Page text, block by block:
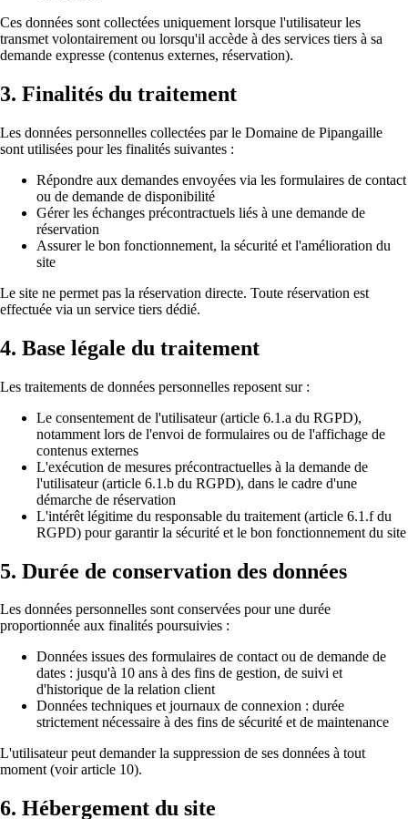
Ces données sont collectées uniquement lorsque l'utilisateur les
transmet volontairement ou lorsqu'il accède à des services tiers à sa
demande expresse (contenus externes, réservation).
3. Finalités du traitement
Les données personnelles collectées par le Domaine de Pipangaille
sont utilisées pour les finalités suivantes :
Répondre aux demandes envoyées via les formulaires de contact
ou de demande de disponibilité
Gérer les échanges précontractuels liés à une demande de
réservation
Assurer le bon fonctionnement, la sécurité et l'amélioration du
site
Le site ne permet pas la réservation directe. Toute réservation est
effectuée via un service tiers dédié.
4. Base légale du traitement
Les traitements de données personnelles reposent sur :
Le consentement de l'utilisateur (article 6.1.a du RGPD),
notamment lors de l'envoi de formulaires ou de l'affichage de
contenus externes
L'exécution de mesures précontractuelles à la demande de
l'utilisateur (article 6.1.b du RGPD), dans le cadre d'une
démarche de réservation
L'intérêt légitime du responsable du traitement (article 6.1.f du
RGPD) pour garantir la sécurité et le bon fonctionnement du site
5. Durée de conservation des données
Les données personnelles sont conservées pour une durée
proportionnée aux finalités poursuivies :
Données issues des formulaires de contact ou de demande de
dates : jusqu'à 10 ans à des fins de gestion, de suivi et
d'historique de la relation client
Données techniques et journaux de connexion : durée
strictement nécessaire à des fins de sécurité et de maintenance
L'utilisateur peut demander la suppression de ses données à tout
moment (voir article 10).
6. Hébergement du site